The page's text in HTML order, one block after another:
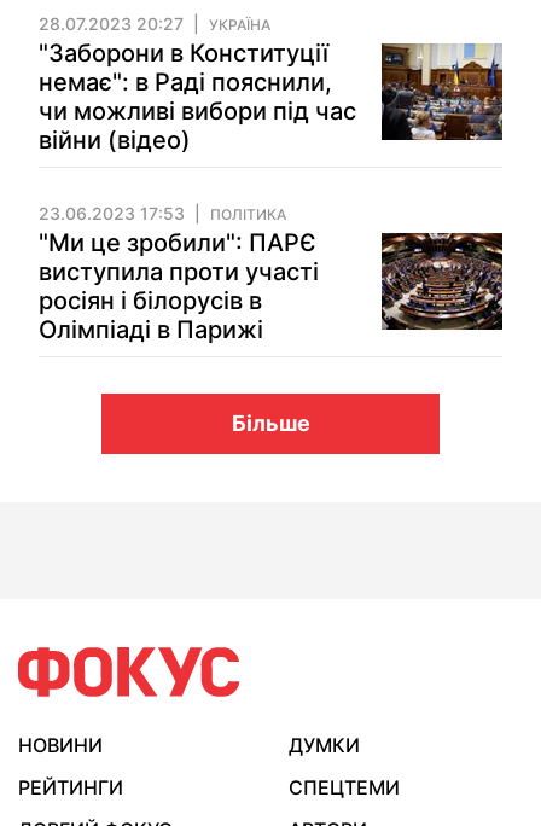
28.07.2023 20:27 УКРАЇНА
"Заборони в Конституції
немає": в Раді пояснили,
чи можливі вибори під час
війни (відео)
23.06.2023 17:53 ПОЛІТИКА
"Ми це зробили": ПАРЄ
виступила проти участі
росіян і білорусів в
Олімпіаді в Парижі
Більше
НОВИНИ
ДУМКИ
РЕЙТИНГИ
СПЕЦТЕМИ